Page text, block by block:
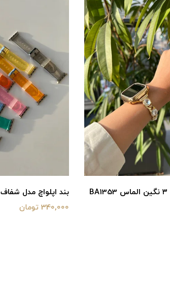
بند اپلواچ مدل شفاف BA1044
340,000 تومان